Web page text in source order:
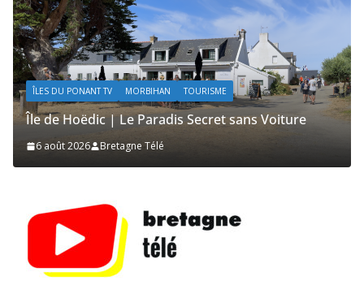
ACTUALITÉS | KELEIER ÎLES DU PONANT TV MORBIHAN TOURISME
Île de Hoëdic | Le Sémaphore ouvert au Public
2 août 2026 Bretagne Télé